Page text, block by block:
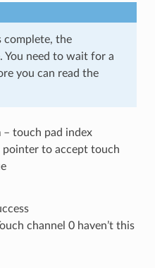
the
You need to wait for a
you can read the
– touch pad index
to accept touch
channel 0 haven’t this